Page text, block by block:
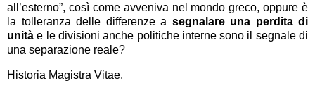
all’esterno”, così come avveniva nel mondo greco, oppure è
la tolleranza delle differenze a segnalare una perdita di
unità e le divisioni anche politiche interne sono il segnale di
una separazione reale?
Historia Magistra Vitae.